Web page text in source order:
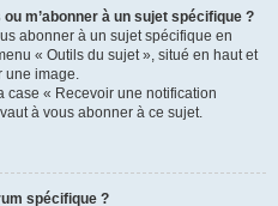
m’abonner à un sujet spécifique ?
abonner à un sujet spécifique en
« Outils du sujet », situé en haut et
une image.
case « Recevoir une notification
à vous abonner à ce sujet.
spécifique ?